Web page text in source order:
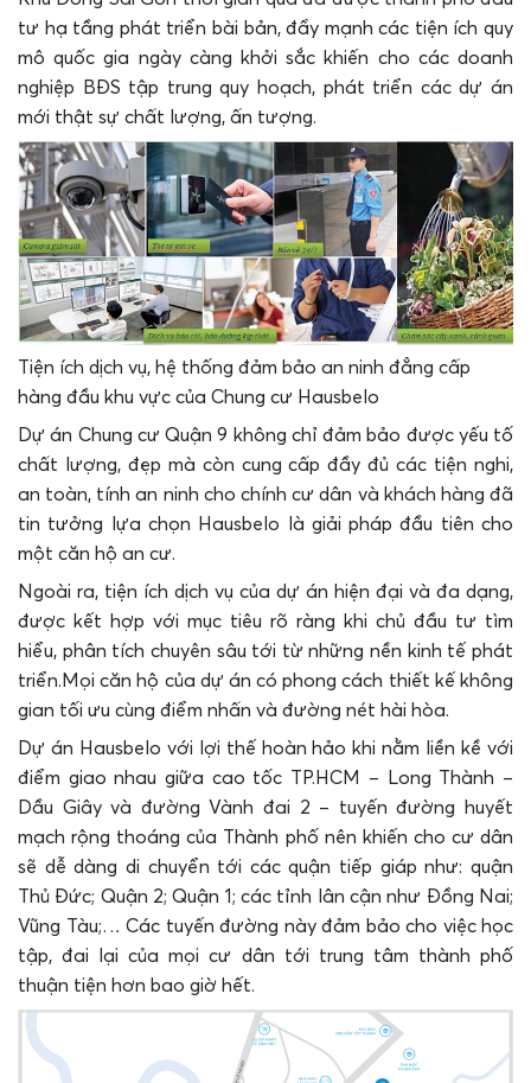
tư hạ tầng phát triển bài bản, đẩy mạnh các tiện ích quy
mô quốc gia ngày càng khởi sắc khiến cho các doanh
nghiệp BĐS tập trung quy hoạch, phát triển các dự án
mới thật sự chất lượng, ấn tượng.
Tiện ích dịch vụ, hệ thống đảm bảo an ninh đẳng cấp
hàng đầu khu vực của Chung cư Hausbelo
Dự án Chung cư Quận 9 không chỉ đảm bảo được yếu tố
chất lượng, đẹp mà còn cung cấp đầy đủ các tiện nghi,
an toàn, tính an ninh cho chính cư dân và khách hàng đã
tin tưởng lựa chọn Hausbelo là giải pháp đầu tiên cho
một căn hộ an cư.
Ngoài ra, tiện ích dịch vụ của dự án hiện đại và đa dạng,
được kết hợp với mục tiêu rõ ràng khi chủ đầu tư tìm
hiểu, phân tích chuyên sâu tới từ những nền kinh tế phát
triển.Mọi căn hộ của dự án có phong cách thiết kế không
gian tối ưu cùng điểm nhấn và đường nét hài hòa.
Dự án Hausbelo với lợi thế hoàn hảo khi nằm liền kề với
điểm giao nhau giữa cao tốc TP.HCM – Long Thành –
Dầu Giây và đường Vành đai 2 – tuyến đường huyết
mạch rộng thoáng của Thành phố nên khiến cho cư dân
sẽ dễ dàng di chuyển tới các quận tiếp giáp như: quận
Thủ Đức; Quận 2; Quận 1; các tỉnh lân cận như Đồng Nai;
Vũng Tàu;… Các tuyến đường này đảm bảo cho việc học
tập, đai lại của mọi cư dân tới trung tâm thành phố
thuận tiện hơn bao giờ hết.